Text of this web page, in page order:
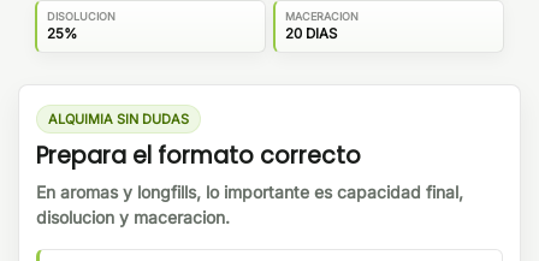
DISOLUCION
25%
MACERACION
20 DIAS
ALQUIMIA SIN DUDAS
Prepara el formato correcto
En aromas y longfills, lo importante es capacidad final,
disolucion y maceracion.